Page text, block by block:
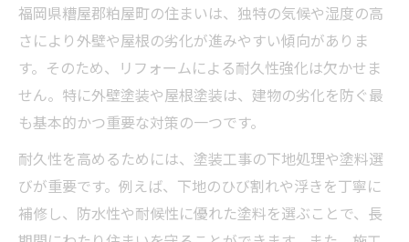
福岡県糟屋郡粕屋町の住まいは、独特の気候や湿度の高
さにより外壁や屋根の劣化が進みやすい傾向がありま
す。そのため、リフォームによる耐久性強化は欠かせま
せん。特に外壁塗装や屋根塗装は、建物の劣化を防ぐ最
も基本的かつ重要な対策の一つです。
耐久性を高めるためには、塗装工事の下地処理や塗料選
びが重要です。例えば、下地のひび割れや浮きを丁寧に
補修し、防水性や耐候性に優れた塗料を選ぶことで、長